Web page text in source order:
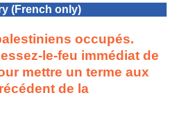
(French only)
occupés.
le-feu immédiat de
mettre un terme aux
de la